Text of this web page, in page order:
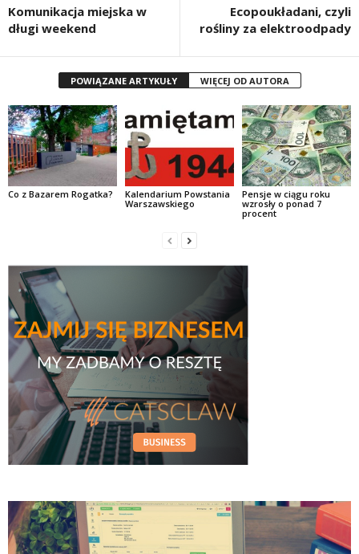
Komunikacja miejska w
długi weekend
Ecopoukładani, czyli
rośliny za elektroodpady
POWIĄZANE ARTYKUŁY WIĘCEJ OD AUTORA
Co z Bazarem Rogatka?
Kalendarium Powstania
Warszawskiego
Pensje w ciągu roku
wzrosły o ponad 7
procent